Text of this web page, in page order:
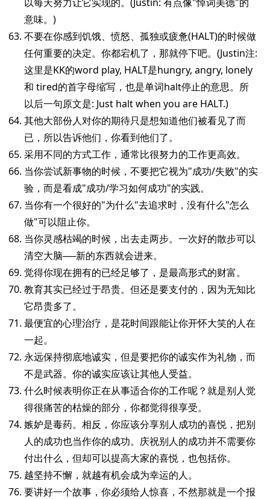
意味。)
不要在你感到饥饿、愤怒、孤独或疲惫(HALT)的时候做
任何重要的决定。你都宕机了，那就停下吧。(Justin注:
这里是KK的word play, HALT是hungry, angry, lonely
和 tired的首字母缩写，也是单词halt停止的意思。所
以后一句原文是: Just halt when you are HALT.)
其他大部份人对你的期待只是想知道他们被看见了而
已，所以告诉他们，你看到他们了。
采用不同的方式工作，通常比很努力的工作更高效。
当你尝试新事物的时候，不要把它视为"成功/失败"的实
验，而是看成"成功/学习如何成功"的实践。
当你有一个很好的"为什么"去追求时，没有什么"怎么
做"可以阻止你。
当你灵感枯竭的时候，出去走两步。一次好的散步可以
清空大脑──新的东西就会进来。
觉得你现在拥有的已经足够了，是最高形式的财富。
教育其实已经过于昂贵。但还是要支付的，因为无知比
它昂贵多了。
最便宜的心理治疗，是花时间跟能让你开怀大笑的人在
一起。
永远保持彻底地诚实，但是要把你的诚实作为礼物，而
不是武器。你的诚实应该让其他人受益。
什么时候表明你正在从事适合你的工作呢？就是别人觉
得很痛苦的枯燥的部分，你都觉得很享受。
嫉妒是毒药。相反，你应该分享别人成功的喜悦，把别
人的成功也当作你的成功。庆祝别人的成功并不需要你
付出什么，但却可以提高大家的喜悦，也包括你。
越坚持不懈，就越有机会成为幸运的人。
要讲好一个故事，你必须给人惊喜，不然那就是一个报